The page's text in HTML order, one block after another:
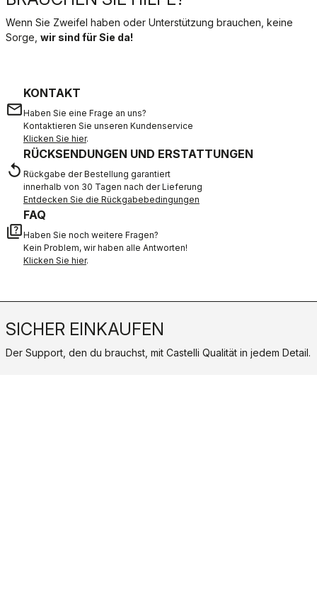
Wenn Sie Zweifel haben oder Unterstützung brauchen, keine
Sorge, wir sind für Sie da!
email
KONTAKT
Haben Sie eine Frage an uns?
Kontaktieren Sie unseren Kundenservice
Klicken Sie hier.
replay
RÜCKSENDUNGEN UND ERSTATTUNGEN
Rückgabe der Bestellung garantiert
innerhalb von 30 Tagen nach der Lieferung
Entdecken Sie die Rückgabebedingungen
quiz
FAQ
Haben Sie noch weitere Fragen?
Kein Problem, wir haben alle Antworten!
Klicken Sie hier.
SICHER EINKAUFEN
Der Support, den du brauchst, mit Castelli Qualität in jedem Detail.